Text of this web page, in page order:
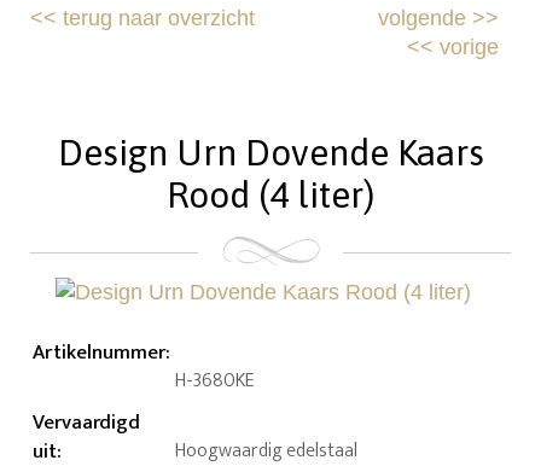
<<terug naar overzicht volgende>>
<< vorige
Design Urn Dovende Kaars
Rood (4 liter)
Artikelnummer:
H-3680KE
Vervaardigd
uit: Hoogwaardig edelstaal